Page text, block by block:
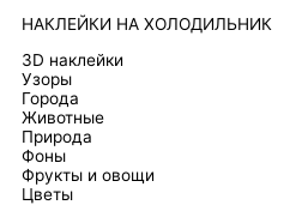
НАКЛЕЙКИ НА ХОЛОДИЛЬНИК
3D наклейки
Узоры
Города
Животные
Природа
Фоны
Фрукты и овощи
Цветы